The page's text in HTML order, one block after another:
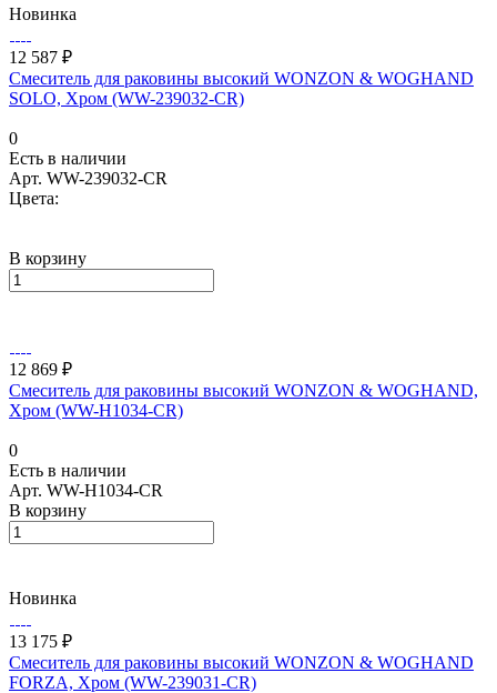
Новинка
12 587 ₽
Смеситель для раковины высокий WONZON & WOGHAND
SOLO, Хром (WW-239032-CR)
0
Есть в наличии
Арт. WW-239032-CR
Цвета:
В корзину
12 869 ₽
Смеситель для раковины высокий WONZON & WOGHAND,
Хром (WW-H1034-CR)
0
Есть в наличии
Арт. WW-H1034-CR
В корзину
Новинка
13 175 ₽
Смеситель для раковины высокий WONZON & WOGHAND
FORZA, Хром (WW-239031-CR)